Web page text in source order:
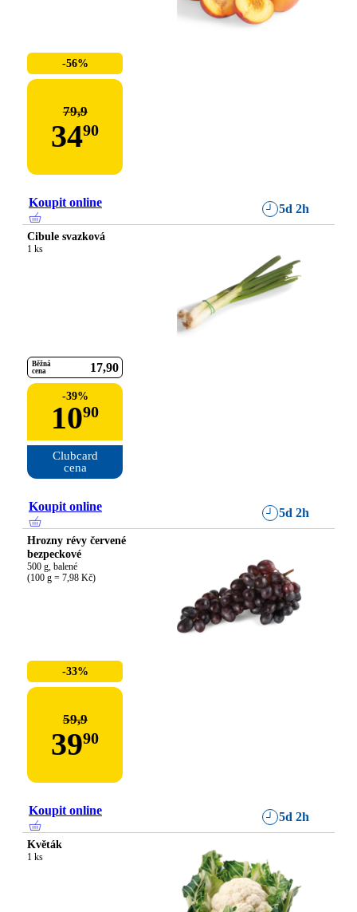
-56%
79,9
3490
Koupit online 5d 2h
Cibule svazková
1 ks
Běžná
cena
17 90
-39%
1090
Clubcard
cena
Koupit online 5d 2h
Hrozny révy červené
bezpeckové
500 g, balené
(100 g = 7,98 Kč)
-33%
59,9
3990
Koupit online 5d 2h
Květák
1 ks